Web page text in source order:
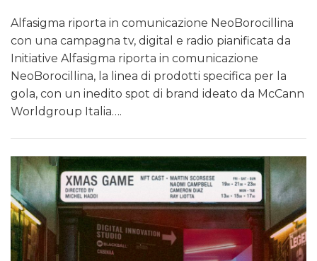
Alfasigma riporta in comunicazione NeoBorocillina
con una campagna tv, digital e radio pianificata da
Initiative Alfasigma riporta in comunicazione
NeoBorocillina, la linea di prodotti specifica per la
gola, con un inedito spot di brand ideato da McCann
Worldgroup Italia….